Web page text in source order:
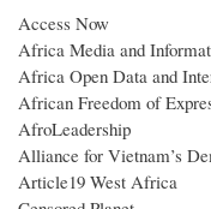
Access Now
Africa Media and
Africa Open Data and
African Freedom of
AfroLeadership
Alliance for Vietnam’s
Article19 West Africa